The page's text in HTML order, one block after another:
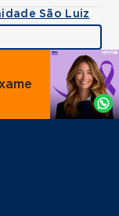
São Luiz
Agende
por
Whatsapp